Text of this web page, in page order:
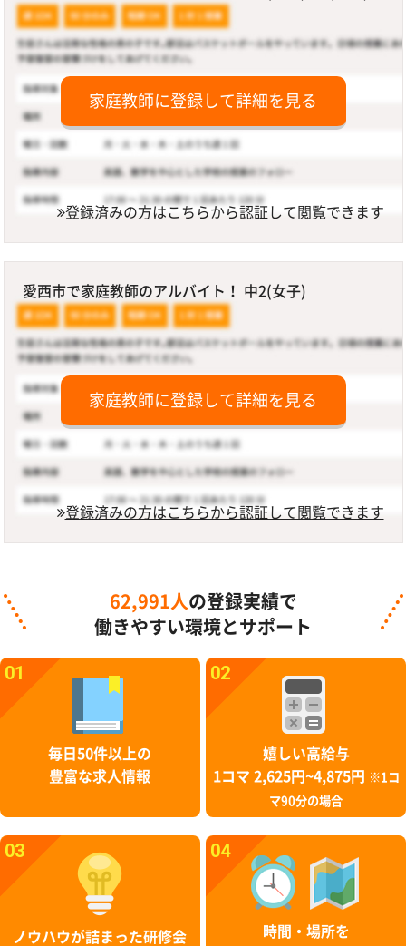
家庭教師に登録して詳細を見る
登録済みの方はこちらから認証して閲覧できます
愛西市で家庭教師のアルバイト！ 中2(女子)
家庭教師に登録して詳細を見る
登録済みの方はこちらから認証して閲覧できます
62,991人 の登録実績で
働きやすい環境とサポート
01
毎日50件以上の
豊富な求人情報
02
嬉しい高給与
1コマ 2,625円~4,875円
※1コ
マ90分の場合
03
ノウハウが詰まった研修会
04
時間・場所を